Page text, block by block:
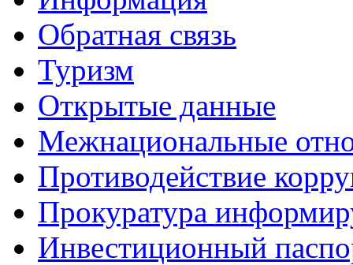
Обратная связь
Туризм
Открытые данные
Межнациональные
Противодействие
Прокуратура
Инвестиционный